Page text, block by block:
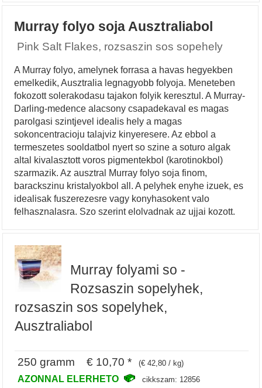
Murray folyo soja Ausztraliabol
Pink Salt Flakes, rozsaszin sos sopehely
A Murray folyo, amelynek forrasa a havas hegyekben
emelkedik, Ausztralia legnagyobb folyoja. Meneteben
fokozott solerakodasu tajakon folyik keresztul. A Murray-
Darling-medence alacsony csapadekaval es magas
parolgasi szintjevel idealis hely a magas
sokoncentracioju talajviz kinyeresere. Az ebbol a
termeszetes sooldatbol nyert so szine a soturo algak
altal kivalasztott voros pigmentekbol (karotinokbol)
szarmazik. Az ausztral Murray folyo soja finom,
barackszinu kristalyokbol all. A pelyhek enyhe izuek, es
idealisak fuszerezesre vagy konyhasokent valo
felhasznalasra. Szo szerint elolvadnak az ujjai kozott.
Murray folyami so -
Rozsaszin sopelyhek,
rozsaszin sos sopelyhek,
Ausztraliabol
250 gramm € 10,70 * (€ 42,80 / kg)
AZONNAL ELERHETO cikkszam: 12856